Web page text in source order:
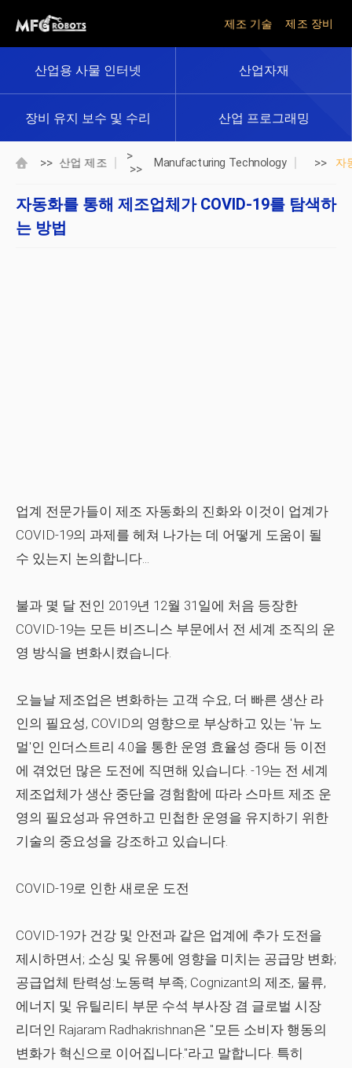
제조 기술 제조 장비
산업용 사물 인터넷 산업자재
장비 유지 보수 및 수리 산업 프로그래밍
>> 산업 제조
>
>>
Manufacturing Technology >> 자
자동화를 통해 제조업체가 COVID-19를 탐색하
는 방법
업계 전문가들이 제조 자동화의 진화와 이것이 업계가
COVID-19의 과제를 헤쳐 나가는 데 어떻게 도움이 될
수 있는지 논의합니다...
불과 몇 달 전인 2019년 12월 31일에 처음 등장한
COVID-19는 모든 비즈니스 부문에서 전 세계 조직의 운
영 방식을 변화시켰습니다.
오늘날 제조업은 변화하는 고객 수요, 더 빠른 생산 라
인의 필요성, COVID의 영향으로 부상하고 있는 '뉴 노
멀'인 인더스트리 4.0을 통한 운영 효율성 증대 등 이전
에 겪었던 많은 도전에 직면해 있습니다. -19는 전 세계
제조업체가 생산 중단을 경험함에 따라 스마트 제조 운
영의 필요성과 유연하고 민첩한 운영을 유지하기 위한
기술의 중요성을 강조하고 있습니다.
COVID-19로 인한 새로운 도전
COVID-19가 건강 및 안전과 같은 업계에 추가 도전을
제시하면서; 소싱 및 유통에 영향을 미치는 공급망 변화;
공급업체 탄력성:노동력 부족; Cognizant의 제조, 물류,
에너지 및 유틸리티 부문 수석 부사장 겸 글로벌 시장
리더인 Rajaram Radhakrishnan은 "모든 소비자 행동의
변화가 혁신으로 이어집니다."라고 말합니다. 특히